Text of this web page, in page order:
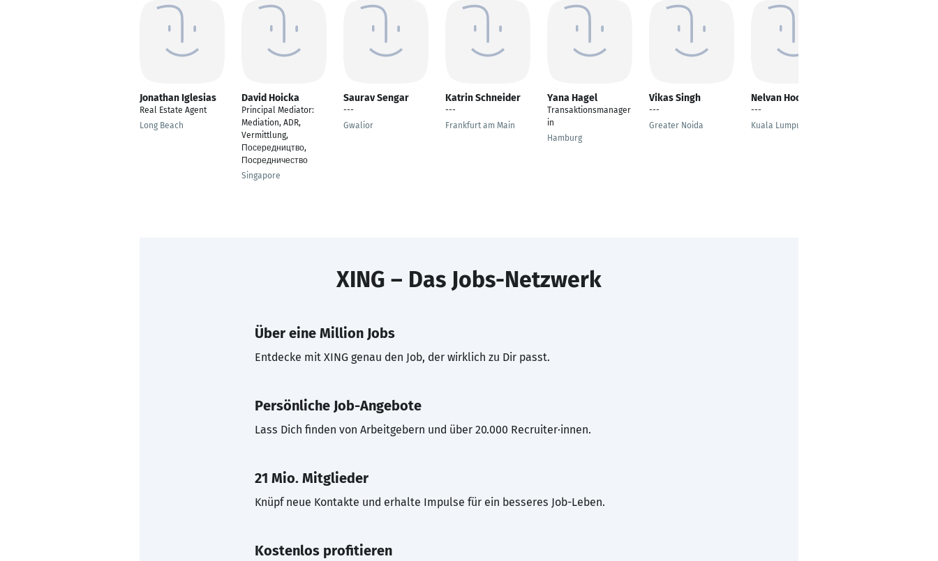
Jonathan Iglesias
Real Estate Agent
Long Beach
David Hoicka
Principal Mediator:
Mediation, ADR,
Vermittlung,
Посередництво,
Посредничество
Singapore
Saurav Sengar
---
Gwalior
Katrin Schneider
---
Frankfurt am Main
Yana Hagel
Transaktionsmanager
in
Hamburg
Vikas Singh
---
Greater Noida
Nelvan Hoo
---
Kuala Lumpur
XING – Das Jobs-Netzwerk
Über eine Million Jobs
Entdecke mit XING genau den Job, der wirklich zu Dir passt.
Persönliche Job-Angebote
Lass Dich finden von Arbeitgebern und über 20.000 Recruiter·innen.
21 Mio. Mitglieder
Knüpf neue Kontakte und erhalte Impulse für ein besseres Job-Leben.
Kostenlos profitieren